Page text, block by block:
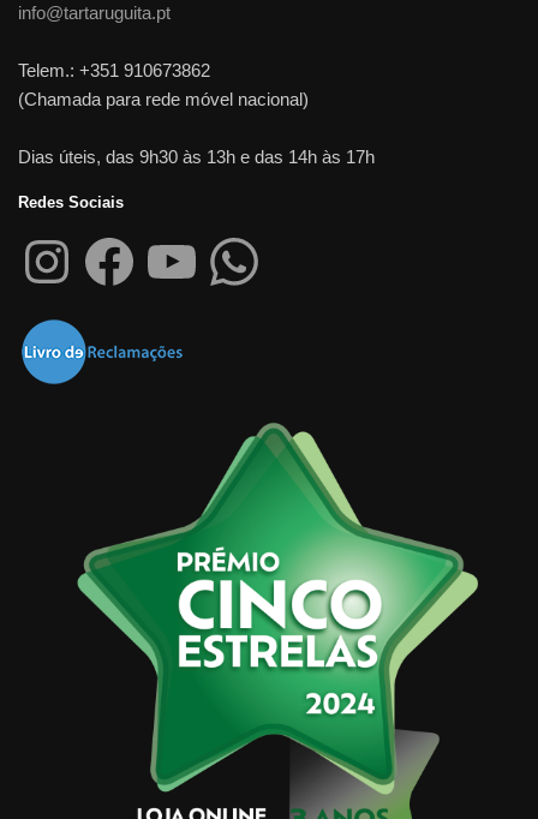
info@tartaruguita.pt
Telem.: +351 910673862
(Chamada para rede móvel nacional)
Dias úteis, das 9h30 às 13h e das 14h às 17h
Redes Sociais